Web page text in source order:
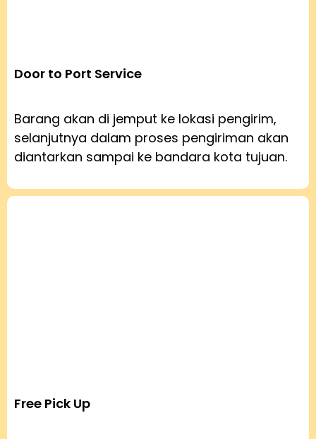
Door to Port Service
Barang akan di jemput ke lokasi pengirim,
selanjutnya dalam proses pengiriman akan
diantarkan sampai ke bandara kota tujuan.
Free Pick Up